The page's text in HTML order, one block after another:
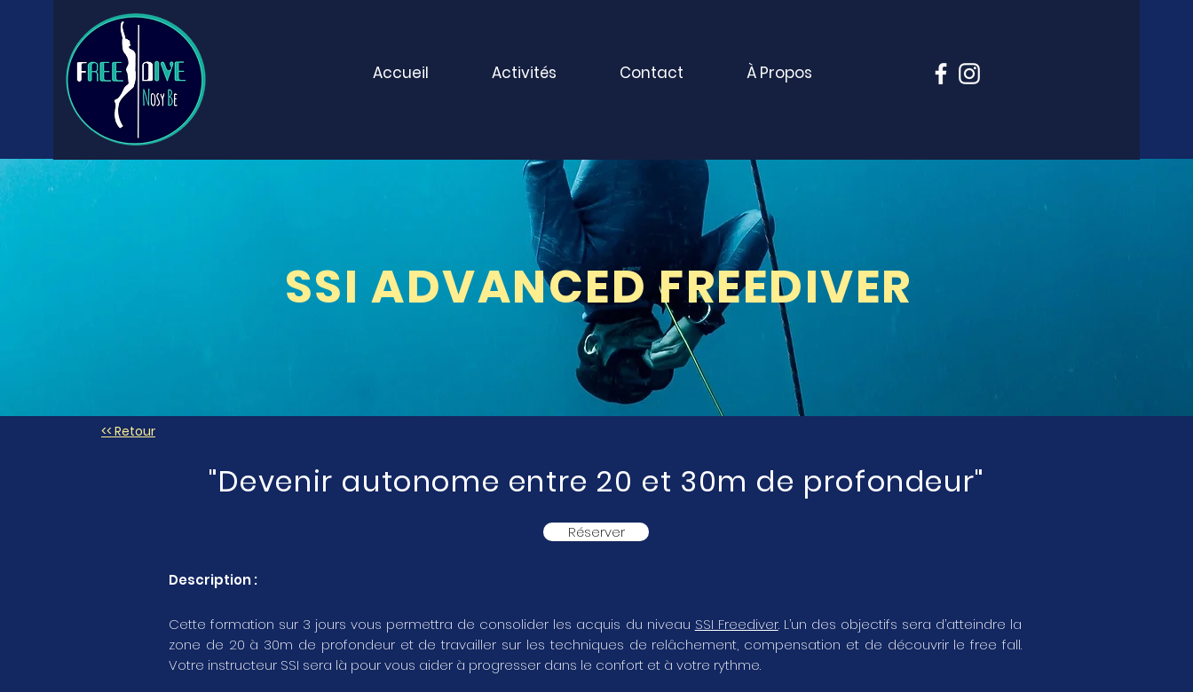
Accueil Activités Contact À Propos
SSI ADVANCED FREEDIVER
<< Retour
"Devenir autonome entre 20 et 30m de profondeur"
Réserver
Description :
Cette formation sur 3 jours vous permettra de consolider les acquis du niveau SSI Freediver. L’un des objectifs sera d’atteindre la
zone de 20 à 30m de profondeur et de travailler sur les techniques de relâchement, compensation et de découvrir le free fall.
Votre instructeur SSI sera là pour vous aider à progresser dans le confort et à votre rythme.